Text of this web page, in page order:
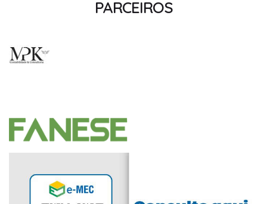
PARCEIROS